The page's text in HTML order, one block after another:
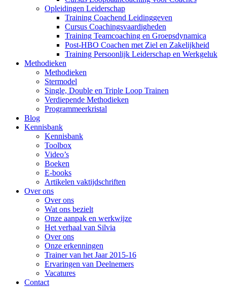
Opleidingen Leiderschap
Training Coachend Leidinggeven
Cursus Coachingsvaardigheden
Training Teamcoaching en Groepsdynamica
Post-HBO Coachen met Ziel en Zakelijkheid
Training Persoonlijk Leiderschap en Werkgeluk
Methodieken
Methodieken
Stermodel
Single, Double en Triple Loop Trainen
Verdiepende Methodieken
Programmeerkristal
Blog
Kennisbank
Kennisbank
Toolbox
Video’s
Boeken
E-books
Artikelen vaktijdschriften
Over ons
Over ons
Wat ons bezielt
Onze aanpak en werkwijze
Het verhaal van Silvia
Over ons
Onze erkenningen
Trainer van het Jaar 2015-16
Ervaringen van Deelnemers
Vacatures
Contact